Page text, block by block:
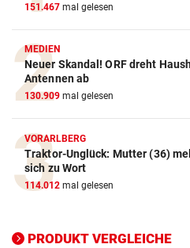
151.467 mal gelesen
MEDIEN
Neuer Skandal! ORF dreht
Antennen ab
130.909 mal gelesen
VORARLBERG
Traktor-Unglück: Mutter (36)
sich zu Wort
114.012 mal gelesen
PRODUKT VERGLEICHE
ZUM VERGLEICH
Crosstrainer Vergleich
ZUM VERGLEICH
E-Bike Vergleich
ZUM VERGLEICH
Elektro-Scooter Vergleich
ZUM VERGLEICH
ZUM VERGLEICH